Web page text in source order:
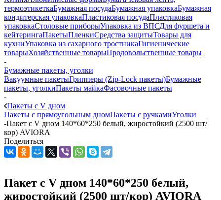
термоэтикеткаБумажная посудаБумажная упаковкаБумажная
кондитерская упаковкаПластиковая посудаПластиковая
упаковкаСтоловые приборыУпаковка из ВПСДля фуршета и
кейтерингаПакетыПленкиСредства защитыТовары для
кухниУпаковка из сахарного тростникаГигиенические
товарыХозяйственные товарыПродовольственные товары
-
Бумажные пакеты, уголки
Вакуумные пакетыГрипперы (Zip-Lock пакеты)Бумажные
пакеты, уголкиПакеты майкаФасовочные пакеты
-
Пакеты с V дном
Пакеты с прямоугольным дномПакеты с ручкамиУголки
-Пакет с V дном 140*60*250 белый, жиростойкий (2500 шт/
кор) AVIORA
Поделиться
Пакет с V дном 140*60*250 белый,
жиростойкий (2500 шт/кор) AVIORA